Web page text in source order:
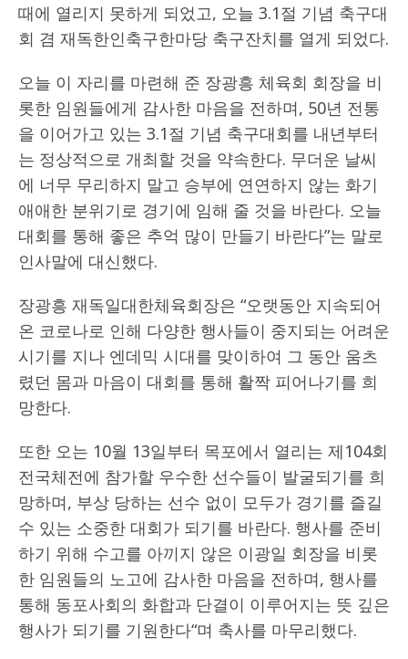
때에 열리지 못하게 되었고, 오늘 3.1절 기념 축구대
회 겸 재독한인축구한마당 축구잔치를 열게 되었다.
오늘 이 자리를 마련해 준 장광흥 체육회 회장을 비
롯한 임원들에게 감사한 마음을 전하며, 50년 전통
을 이어가고 있는 3.1절 기념 축구대회를 내년부터
는 정상적으로 개최할 것을 약속한다. 무더운 날씨
에 너무 무리하지 말고 승부에 연연하지 않는 화기
애애한 분위기로 경기에 임해 줄 것을 바란다. 오늘
대회를 통해 좋은 추억 많이 만들기 바란다”는 말로
인사말에 대신했다.
장광흥 재독일대한체육회장은 “오랫동안 지속되어
온 코로나로 인해 다양한 행사들이 중지되는 어려운
시기를 지나 엔데믹 시대를 맞이하여 그 동안 움츠
렸던 몸과 마음이 대회를 통해 활짝 피어나기를 희
망한다.
또한 오는 10월 13일부터 목포에서 열리는 제104회
전국체전에 참가할 우수한 선수들이 발굴되기를 희
망하며, 부상 당하는 선수 없이 모두가 경기를 즐길
수 있는 소중한 대회가 되기를 바란다. 행사를 준비
하기 위해 수고를 아끼지 않은 이광일 회장을 비롯
한 임원들의 노고에 감사한 마음을 전하며, 행사를
통해 동포사회의 화합과 단결이 이루어지는 뜻 깊은
행사가 되기를 기원한다“며 축사를 마무리했다.